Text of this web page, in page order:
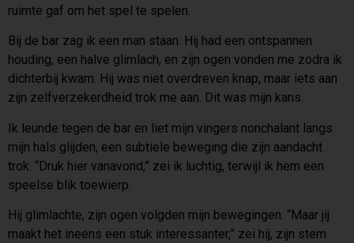
ruimte gaf om het spel te spelen.
Bij de bar zag ik een man staan. Hij had een ontspannen
houding, een halve glimlach, en zijn ogen vonden me zodra ik
dichterbij kwam. Hij was niet overdreven knap, maar iets aan
zijn zelfverzekerdheid trok me aan. Dit was mijn kans.
Ik leunde tegen de bar en liet mijn vingers nonchalant langs
mijn hals glijden, een subtiele beweging die zijn aandacht
trok. “Druk hier vanavond,” zei ik luchtig, terwijl ik hem een
speelse blik toewierp.
Hij glimlachte, zijn ogen volgden mijn bewegingen. “Maar jij
maakt het ineens een stuk interessanter,” zei hij, zijn stem